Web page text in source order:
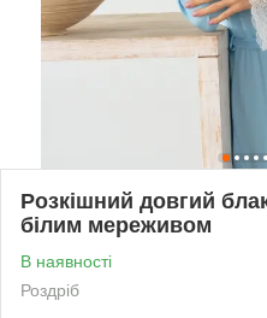
Розкішний довгий
білим мереживом
В наявності
Роздріб